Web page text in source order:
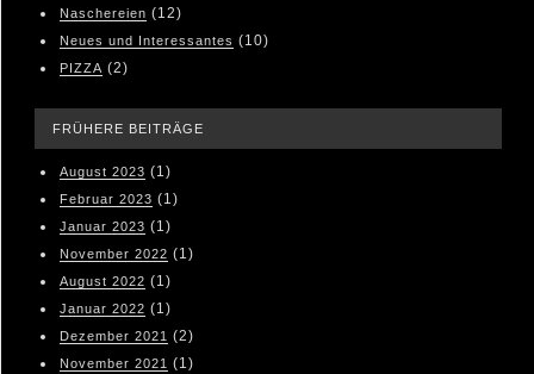
Naschereien (12)
Neues und Interessantes (10)
PIZZA (2)
FRÜHERE BEITRÄGE
August 2023 (1)
Februar 2023 (1)
Januar 2023 (1)
November 2022 (1)
August 2022 (1)
Januar 2022 (1)
Dezember 2021 (2)
November 2021 (1)